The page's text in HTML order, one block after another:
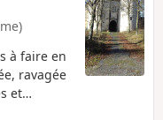
à faire en
ravagée
et